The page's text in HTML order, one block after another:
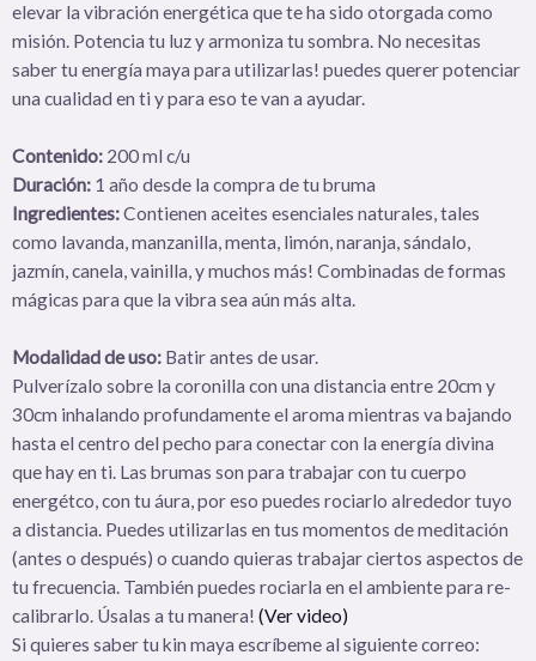
elevar la vibración energética que te ha sido otorgada como
misión. Potencia tu luz y armoniza tu sombra. No necesitas
saber tu energía maya para utilizarlas! puedes querer potenciar
una cualidad en ti y para eso te van a ayudar.
Contenido: 200 ml c/u
Duración: 1 año desde la compra de tu bruma
Ingredientes:Contienen aceites esenciales naturales, tales
como lavanda, manzanilla, menta, limón, naranja, sándalo,
jazmín, canela, vainilla, y muchos más! Combinadas de formas
mágicas para que la vibra sea aún más alta.
Modalidad de uso: Batir antes de usar.
Pulverízalo sobre la coronilla con una distancia entre 20cm y
30cm inhalando profundamente el aroma mientras va bajando
hasta el centro del pecho para conectar con la energía divina
que hay en ti. Las brumas son para trabajar con tu cuerpo
energétco, con tu áura, por eso puedes rociarlo alrededor tuyo
a distancia. Puedes utilizarlas en tus momentos de meditación
(antes o después) o cuando quieras trabajar ciertos aspectos de
tu frecuencia. También puedes rociarla en el ambiente para re-
calibrarlo. Úsalas a tu manera! (Ver video)
Si quieres saber tu kin maya escríbeme al siguiente correo: